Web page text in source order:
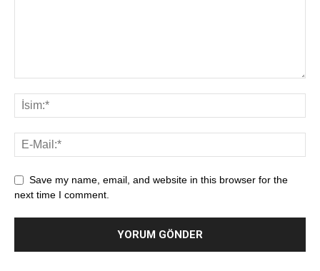
Save my name, email, and website in this browser for the
next time I comment.